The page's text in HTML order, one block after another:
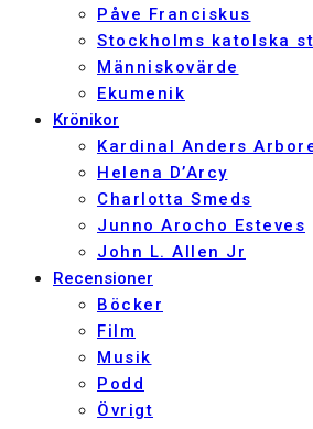
Påve Franciskus
Stockholms katolska
Människovärde
Ekumenik
Krönikor
Kardinal Anders
Helena D’Arcy
Charlotta Smeds
Junno Arocho Esteves
John L. Allen Jr
Recensioner
Böcker
Film
Musik
Podd
Övrigt